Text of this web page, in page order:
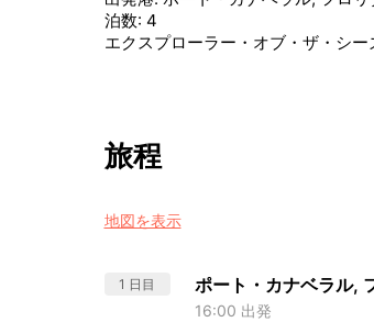
泊数: 4
エクスプローラー・オブ・ザ・シー
旅程
地図を表示
1 日目 ポート・カナベラル,
16:00 出発